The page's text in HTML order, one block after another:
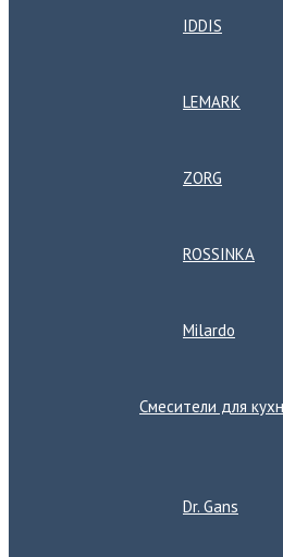
IDDIS
LEMARK
ZORG
ROSSINKA
Milardo
Смесители для
Dr. Gans